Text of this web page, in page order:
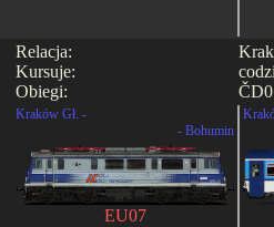
Relacja:
Kursuje:
Obiegi:
Kraków Gł. -
- Bohumin
EU07